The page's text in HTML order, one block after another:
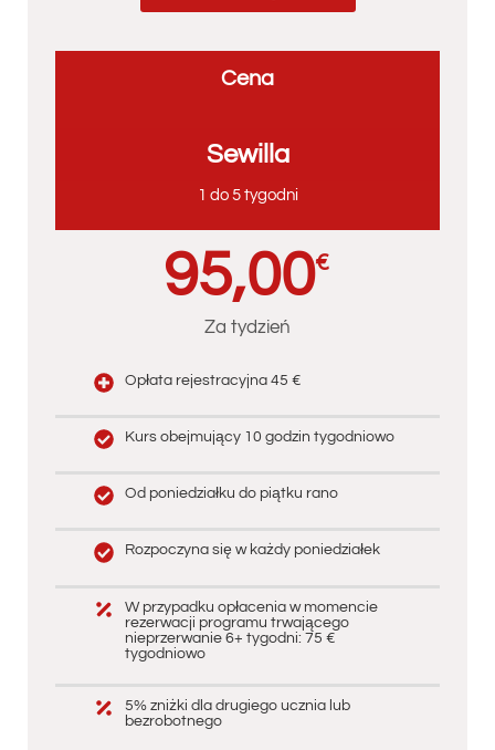
Cena
Sewilla
1 do 5 tygodni
95,00€
Za tydzień
Opłata rejestracyjna 45 €
Kurs obejmujący 10 godzin tygodniowo
Od poniedziałku do piątku rano
Rozpoczyna się w każdy poniedziałek
W przypadku opłacenia w momencie
rezerwacji programu trwającego
nieprzerwanie 6+ tygodni: 75 €
tygodniowo
5% zniżki dla drugiego ucznia lub
bezrobotnego